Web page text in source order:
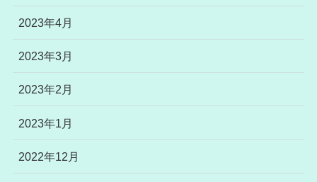
2023年4月
2023年3月
2023年2月
2023年1月
2022年12月